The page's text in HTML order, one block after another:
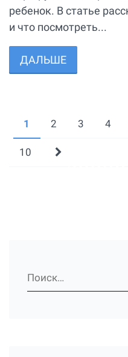
ребенок. В статье
и что посмотреть...
ДАЛЬШЕ
1 2 3 4
10